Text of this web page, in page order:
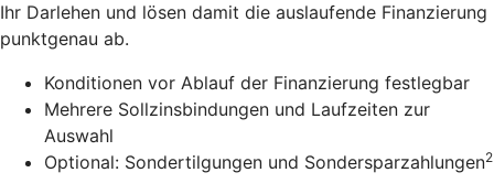
Ihr Darlehen und lösen damit die auslaufende Finanzierung
punktgenau ab.
Konditionen vor Ablauf der Finanzierung festlegbar
Mehrere Sollzinsbindungen und Laufzeiten zur
Auswahl
Optional: Sondertilgungen und Sondersparzahlungen2